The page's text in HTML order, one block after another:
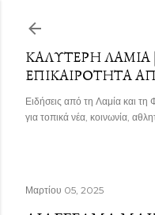
ΚΑΛΎΤΕΡΗ ΛΑΜΊΑ
ΕΠΙΚΑΙΡΌΤΗΤΑ
Ειδήσεις από τη Λαμία και
για τοπικά νέα, κοινωνία,
Μαρτίου 05, 2025